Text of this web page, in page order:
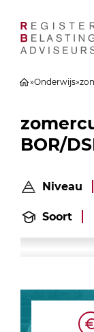
»Onderwijs»
BOR/
Niveau
Soort